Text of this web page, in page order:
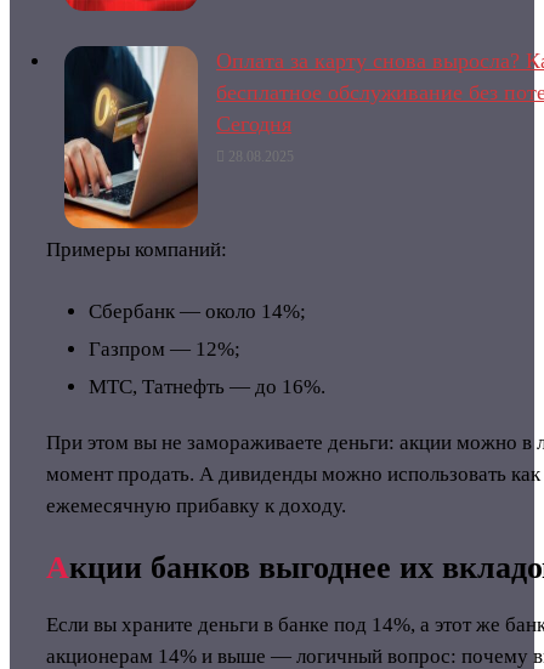
Оплата за карту снова выросла?
бесплатное обслуживание без
Сегодня
28.08.2025
Примеры компаний:
Сбербанк — около 14%;
Газпром — 12%;
МТС, Татнефть — до 16%.
При этом вы не замораживаете деньги: акции можно в
момент продать. А дивиденды можно использовать как
ежемесячную прибавку к доходу.
Акции банков выгоднее их
Если вы храните деньги в банке под 14%, а этот же
акционерам 14% и выше — логичный вопрос: почему